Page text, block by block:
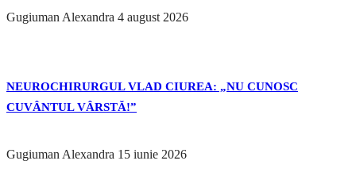
Gugiuman Alexandra 4 august 2026
NEUROCHIRURGUL VLAD CIUREA: „NU CUNOSC
CUVÂNTUL VÂRSTĂ!”
Gugiuman Alexandra 15 iunie 2026